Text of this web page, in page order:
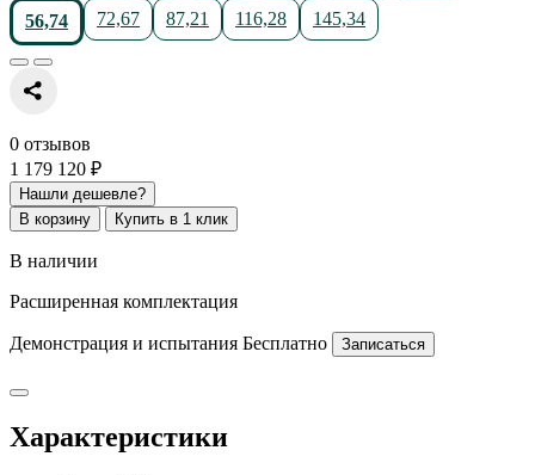
56,74 72,67 87,21 116,28 145,34
0 отзывов
1 179 120 ₽
Нашли дешевле?
В корзину
Купить в 1 клик
В наличии
Расширенная комплектация
Демонстрация и испытания Бесплатно Записаться
Характеристики